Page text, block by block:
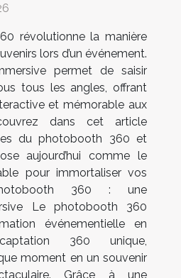
révolutionne la manière
lors d’un événement.
permet de saisir
tous les angles, offrant
et mémorable aux
dans cet article
du photobooth 360 et
aujourd’hui comme le
pour immortaliser vos
360 : une
Le photobooth 360
événementielle en
360 unique,
moment en un souvenir
Grâce à une